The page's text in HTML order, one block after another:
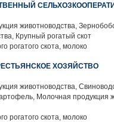
животноводства,
Крупный рогатый скот
рогатого скота, молоко
ХОЗЯЙСТВО
животноводства,
Молочная продукция
рогатого скота, молоко